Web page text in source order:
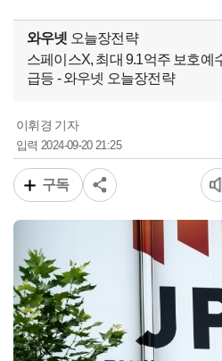
와우넷 오늘장전략
스페이스X, 최대 9.1억주 보호예
급등 - 와우넷 오늘장전략
이휘경 기자
입력2024-09-20 21:25
구독